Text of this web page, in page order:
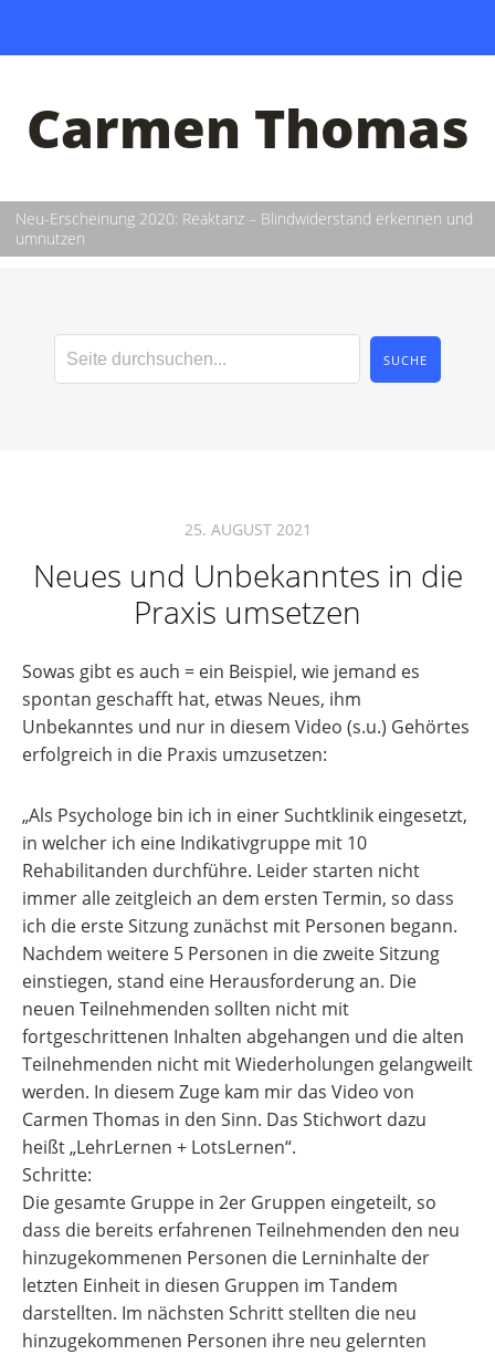
Carmen Thomas
Neu-Erscheinung 2020: Reaktanz – Blindwiderstand erkennen und
umnutzen
25. AUGUST 2021
Neues und Unbekanntes in die
Praxis umsetzen
Sowas gibt es auch = ein Beispiel, wie jemand es
spontan geschafft hat, etwas Neues, ihm
Unbekanntes und nur in diesem Video (s.u.) Gehörtes
erfolgreich in die Praxis umzusetzen:
„Als Psychologe bin ich in einer Suchtklinik eingesetzt,
in welcher ich eine Indikativgruppe mit 10
Rehabilitanden durchführe. Leider starten nicht
immer alle zeitgleich an dem ersten Termin, so dass
ich die erste Sitzung zunächst mit Personen begann.
Nachdem weitere 5 Personen in die zweite Sitzung
einstiegen, stand eine Herausforderung an. Die
neuen Teilnehmenden sollten nicht mit
fortgeschrittenen Inhalten abgehangen und die alten
Teilnehmenden nicht mit Wiederholungen gelangweilt
werden. In diesem Zuge kam mir das Video von
Carmen Thomas in den Sinn. Das Stichwort dazu
heißt „LehrLernen + LotsLernen“.
Schritte:
Die gesamte Gruppe in 2er Gruppen eingeteilt, so
dass die bereits erfahrenen Teilnehmenden den neu
hinzugekommenen Personen die Lerninhalte der
letzten Einheit in diesen Gruppen im Tandem
darstellten. Im nächsten Schritt stellten die neu
hinzugekommenen Personen ihre neu gelernten